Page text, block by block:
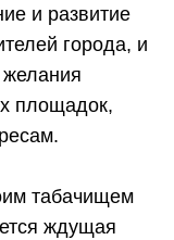
и развитие
города, и
площадок,
табачищем
ждущая